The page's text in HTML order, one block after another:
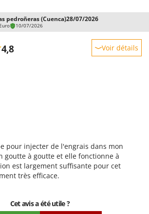
et le vendeur est incapable de fournir des
impériaux ! Je doute même de la
Que se passe-t-il si mon tuyau ou ma
ferme ses portes ? Très décevant !
pedroñeras (Cuenca)28/07/2026
10/07/2026
4,8 Voir détails
pour injecter de l'engrais dans mon
goutte à goutte et elle fonctionne à
est largement suffisante pour cet
très efficace.
Cet avis a été utile ?